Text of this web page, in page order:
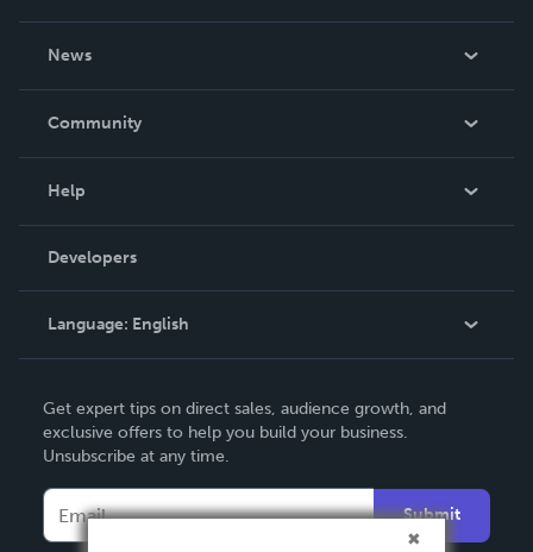
News
In The News
Community
Podcast
Help
Order Lookup
Knowledge Base
Contact Support
Developers
Language: English
Deutsch
Français
Español
Get expert tips on direct sales, audience growth, and
exclusive offers to help you build your business.
Unsubscribe at any time.
Submit